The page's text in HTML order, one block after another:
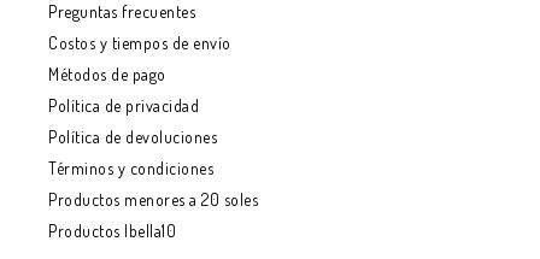
Preguntas frecuentes
Costos y tiempos de envío
Métodos de pago
Política de privacidad
Política de devoluciones
Términos y condiciones
Productos menores a 20 soles
Productos Ibella10